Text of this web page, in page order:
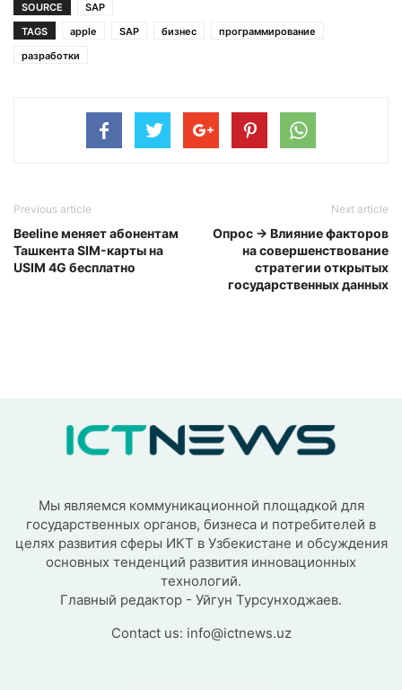
SOURCE
SAP
TAGS
apple SAP бизнес
программирование
разработки
Previous article
Beeline меняет абонентам
Ташкента SIM-карты на
USIM 4G бесплатно
Next article
Опрос → Влияние факторов
на совершенствование
стратегии открытых
государственных данных
Мы являемся коммуникационной площадкой для
государственных органов, бизнеса и потребителей в
целях развития сферы ИКТ в Узбекистане и обсуждения
основных тенденций развития инновационных
технологий.
Главный редактор - Уйгун Турсунходжаев.
Contact us: info@ictnews.uz